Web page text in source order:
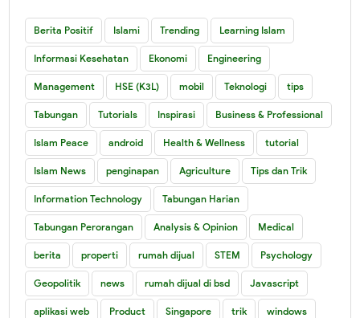
Berita Positif Islami Trending Learning Islam
Informasi Kesehatan Ekonomi Engineering
Management HSE (K3L) mobil Teknologi tips
Tabungan Tutorials Inspirasi Business & Professional
Islam Peace android Health & Wellness tutorial
Islam News penginapan Agriculture Tips dan Trik
Information Technology Tabungan Harian
Tabungan Perorangan Analysis & Opinion Medical
berita properti rumah dijual STEM Psychology
Geopolitik news rumah dijual di bsd Javascript
aplikasi web Product Singapore trik windows